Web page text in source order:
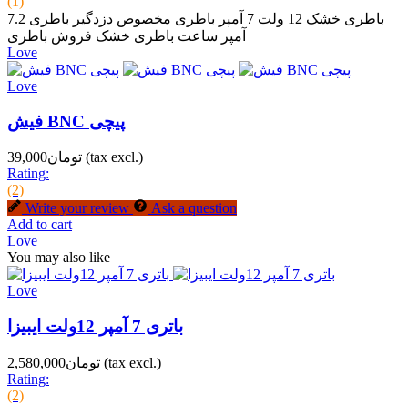
باطری خشک 12 ولت 7 آمپر باطری مخصوص دزدگیر باطری 7.2
آمپر ساعت باطری خشک فروش باطری
Love
Love
فیش BNC پیچی
تومان39,000 (tax excl.)
Rating:
(2)
Write your review
Ask a question
Add to cart
Love
You may also like
Love
باتری 7 آمپر 12ولت ایبیزا
تومان2,580,000 (tax excl.)
Rating:
(2)